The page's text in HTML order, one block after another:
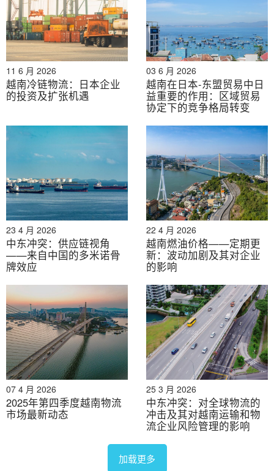
相似地， 水果链专注于泰国同塔省的芒果供应链，利用
区块链技术确保芒果从农场到国际消费者的可追溯性和质
量。[8]通过在区块链上追踪供应链的每一步，可以增强
出口合作伙伴和消费者的信心，使越南芒果能够进入要求
苛刻的全球市场，并减少因腐烂、欺诈或物流效率低下造
成的损失。
transparency of the supply chain
来源： 越南贸易与工业评论
区块链应用面临的挑战
尽管区块链技术在提升供应链透明度方面展现出巨大潜
11 6 月 2026
越南冷链物流：日本企业
的投资及扩张机遇
03 6 月 2026
越南在日本-东盟贸易中日
益重要的作用：区域贸易
协定下的竞争格局转变
23 4 月 2026
中东冲突：供应链视角
——来自中国的多米诺骨
牌效应
22 4 月 2026
越南燃油价格——定期更
新：波动加剧及其对企业
的影响
07 4 月 2026
2025年第四季度越南物流
市场最新动态
25 3 月 2026
中东冲突：对全球物流的
冲击及其对越南运输和物
流企业风险管理的影响
加载更多